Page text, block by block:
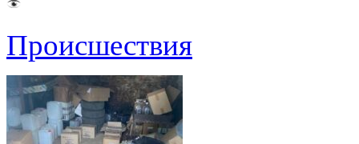
Происшествия